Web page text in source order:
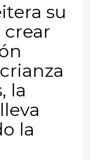
su
la
la